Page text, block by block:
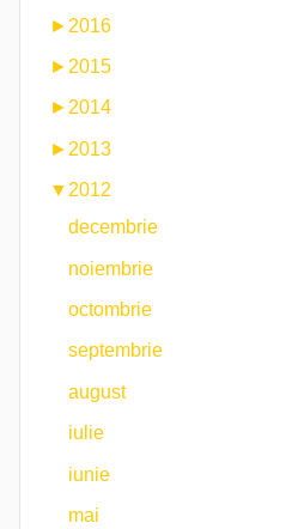
► 2016
► 2015
► 2014
► 2013
▼ 2012
decembrie
noiembrie
octombrie
septembrie
august
iulie
iunie
mai